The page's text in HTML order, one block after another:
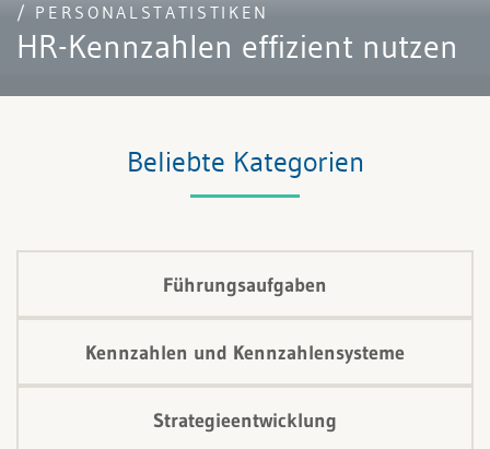
/ PERSONALSTATISTIKEN
HR-Kennzahlen effizient nutzen
Beliebte Kategorien
Führungsaufgaben
Kennzahlen und Kennzahlensysteme
Strategieentwicklung